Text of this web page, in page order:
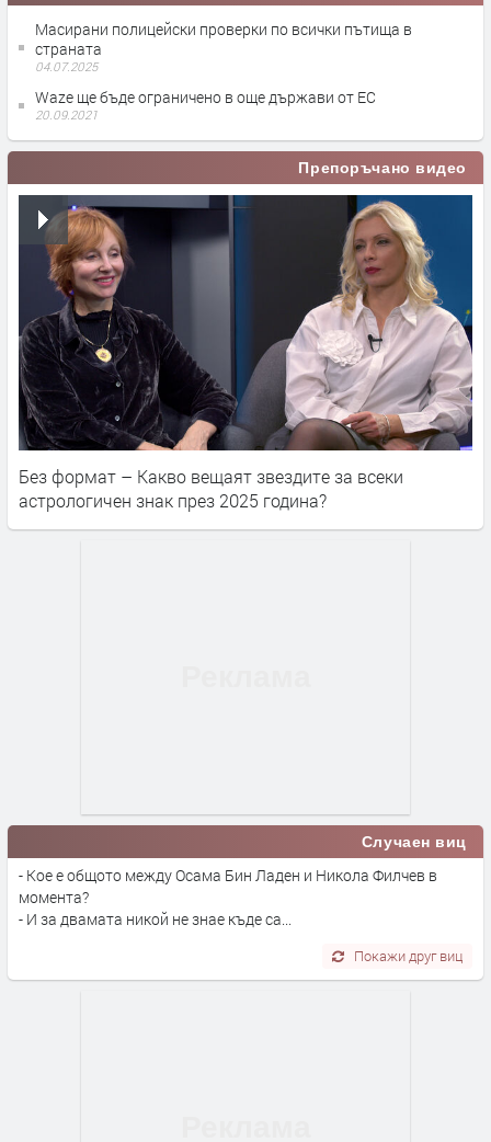
Масирани полицейски проверки по всички пътища в
страната
04.07.2025
Waze ще бъде ограниченo в още държави от ЕС
20.09.2021
Препоръчано видео
Без формат – Какво вещаят звездите за всеки
астрологичен знак през 2025 година?
Случаен виц
- Кое е общото между Осама Бин Ладен и Никола Филчев в
момента?
- И за двамата никой не знае къде са...
Покажи друг виц